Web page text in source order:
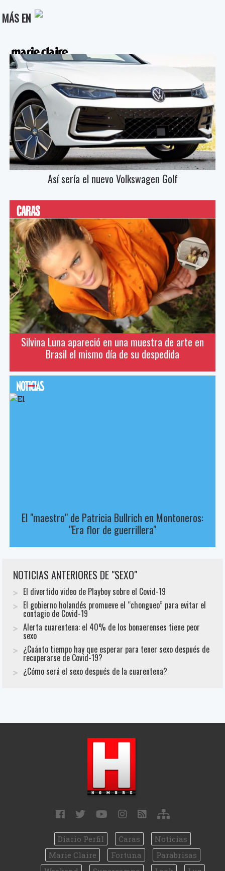
MÁS EN
Así sería el nuevo Volkswagen Golf
Silvina Luna apareció en una muestra de arte en
Brasil el mismo día de su despedida
El "maestro" de Patricia Bullrich en Montoneros:
"Era flor de guerrillera"
NOTICIAS ANTERIORES DE "SEXO"
El divertido video de Playboy sobre el Covid-19
El gobierno holandés promueve el “chongueo” para evitar el
contagio de Covid-19
Alerta cuarentena: el 40% de los bonaerenses tiene peor
sexo
¿Cuánto tiempo hay que esperar para tener sexo después de
recuperarse de Covid-19?
¿Cómo será el sexo después de la cuarentena?
Diario Perfil Caras
Noticias
Marie Claire
Fortuna
Parabrisas